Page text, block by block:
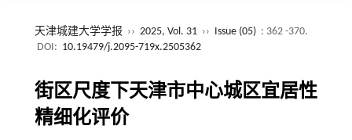
天津城建大学学报 ›› 2025, Vol. 31 ›› Issue (05) : 362 -370.
DOI: 10.19479/j.2095-719x.2505362
街区尺度下天津市中心城区宜居性
精细化评价